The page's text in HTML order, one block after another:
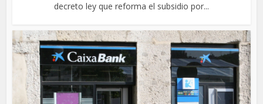
decreto ley que reforma el subsidio por...